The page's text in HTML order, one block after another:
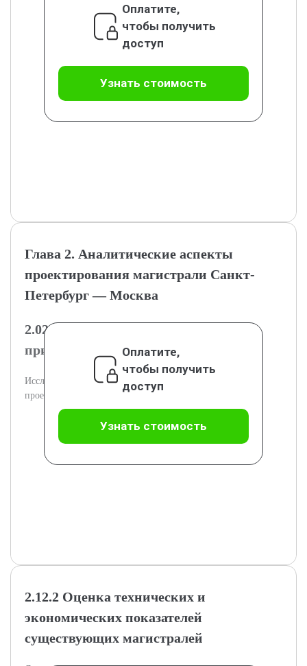
Оплатите,
чтобы получить
доступ
Узнать стоимость
Глава 2. Аналитические аспекты
проектирования магистрали Санкт-
Петербург — Москва
2.02.1 Анализ географических и
природных условий трассы
Исследование влияния природных факторов на
проектирование магистрали.
Оплатите,
чтобы получить
доступ
Узнать стоимость
2.12.2 Оценка технических и
экономических показателей
существующих магистралей